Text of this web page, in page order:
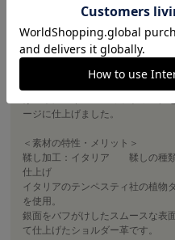
gentenのアイコンのカットワーク
ルチカットワークのお財布シリー
定番のミネルヴァをあえて使用せ
ージに仕上げました。
＜素材の特性・メリット＞
鞣し加工：イタリア 鞣しの種類
仕上げ
イタリアのテンペスティ社の植物
を使用。
銀面をバフがけしたスムースな表
て仕上げたショルダー革です。